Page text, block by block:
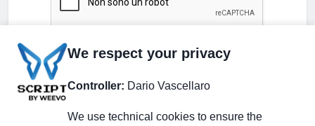
We respect your privacy
Controller: Dario Vascellaro
We use technical cookies to ensure the